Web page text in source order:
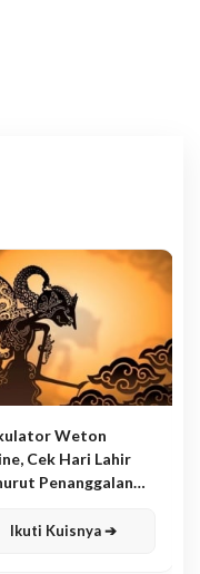
Weton
Cek Hari Lahir
Penanggalan
Ikuti Kuisnya ➔